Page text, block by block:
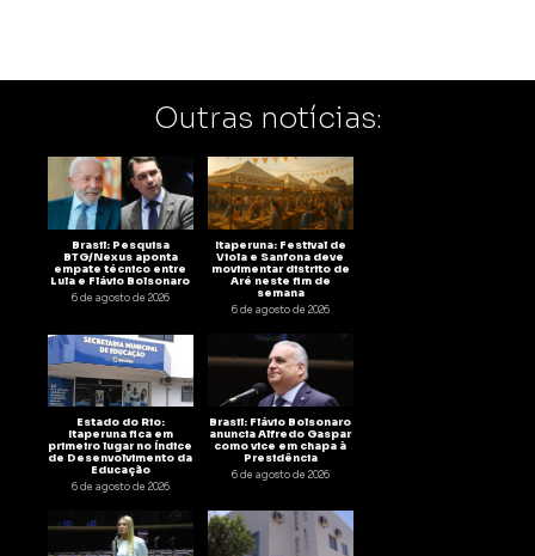
Outras notícias:
Brasil: Pesquisa
BTG/Nexus aponta
empate técnico entre
Lula e Flávio Bolsonaro
6 de agosto de 2026
Itaperuna: Festival de
Viola e Sanfona deve
movimentar distrito de
Aré neste fim de
semana
6 de agosto de 2026
Estado do Rio:
Itaperuna fica em
primeiro lugar no Índice
de Desenvolvimento da
Educação
6 de agosto de 2026
Brasil: Flávio Bolsonaro
anuncia Alfredo Gaspar
como vice em chapa à
Presidência
6 de agosto de 2026